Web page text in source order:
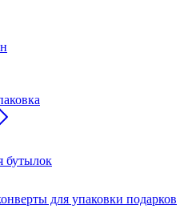
бутылок
для упаковки подарков